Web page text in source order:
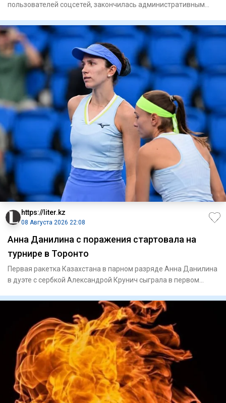
пользователей соцсетей, закончилась административным
https://liter.kz
08 Августа 2026 22:08
Анна Данилина с поражения стартовала на
турнире в Торонто
Первая ракетка Казахстана в парном разряде Анна Данилина
в дуэте с сербкой Александрой Крунич сыграла в первом